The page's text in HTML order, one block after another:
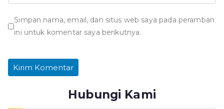
Simpan nama, email, dan situs web saya pada peramban
ini untuk komentar saya berikutnya.
Hubungi Kami